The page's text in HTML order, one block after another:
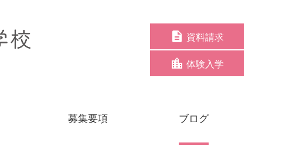
資料請求
体験入学
募集要項 ブログ